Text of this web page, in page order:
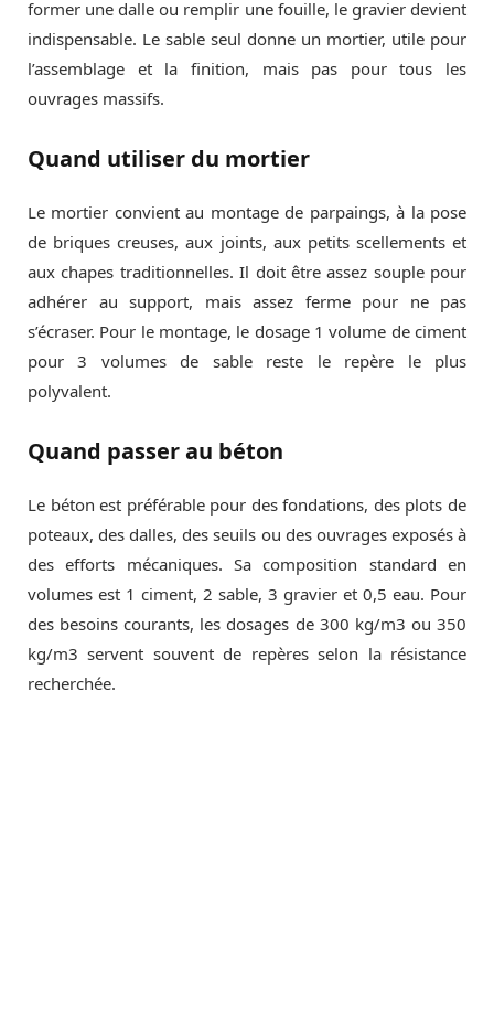
former une dalle ou remplir une fouille, le gravier devient
indispensable. Le sable seul donne un mortier, utile pour
l’assemblage et la finition, mais pas pour tous les
ouvrages massifs.
Quand utiliser du mortier
Le mortier convient au montage de parpaings, à la pose
de briques creuses, aux joints, aux petits scellements et
aux chapes traditionnelles. Il doit être assez souple pour
adhérer au support, mais assez ferme pour ne pas
s’écraser. Pour le montage, le dosage 1 volume de ciment
pour 3 volumes de sable reste le repère le plus
polyvalent.
Quand passer au béton
Le béton est préférable pour des fondations, des plots de
poteaux, des dalles, des seuils ou des ouvrages exposés à
des efforts mécaniques. Sa composition standard en
volumes est 1 ciment, 2 sable, 3 gravier et 0,5 eau. Pour
des besoins courants, les dosages de 300 kg/m3 ou 350
kg/m3 servent souvent de repères selon la résistance
recherchée.